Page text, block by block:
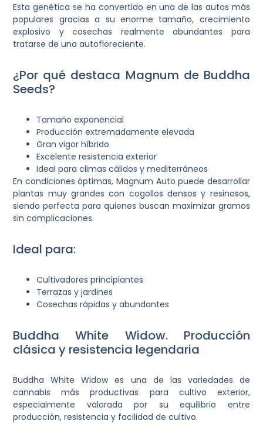
Esta genética se ha convertido en una de las autos más
populares gracias a su enorme tamaño, crecimiento
explosivo y cosechas realmente abundantes para
tratarse de una autofloreciente.
¿Por qué destaca Magnum de Buddha
Seeds?
Tamaño exponencial
Producción extremadamente elevada
Gran vigor híbrido
Excelente resistencia exterior
Ideal para climas cálidos y mediterráneos
En condiciones óptimas, Magnum Auto puede desarrollar
plantas muy grandes con cogollos densos y resinosos,
siendo perfecta para quienes buscan maximizar gramos
sin complicaciones.
Ideal para:
Cultivadores principiantes
Terrazas y jardines
Cosechas rápidas y abundantes
Buddha White Widow. Producción
clásica y resistencia legendaria
Buddha White Widow es una de las variedades de
cannabis más productivas para cultivo exterior,
especialmente valorada por su equilibrio entre
producción, resistencia y facilidad de cultivo.